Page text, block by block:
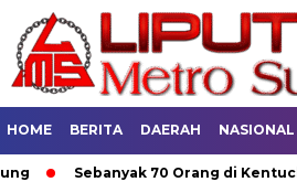
HOME BERITA DAERAH NASIONAL
Sebanyak 70 Orang di Kentucky, AS